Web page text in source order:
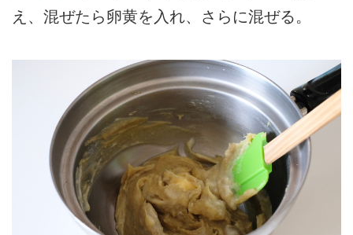
え、混ぜたら卵黄を入れ、さらに混ぜる。